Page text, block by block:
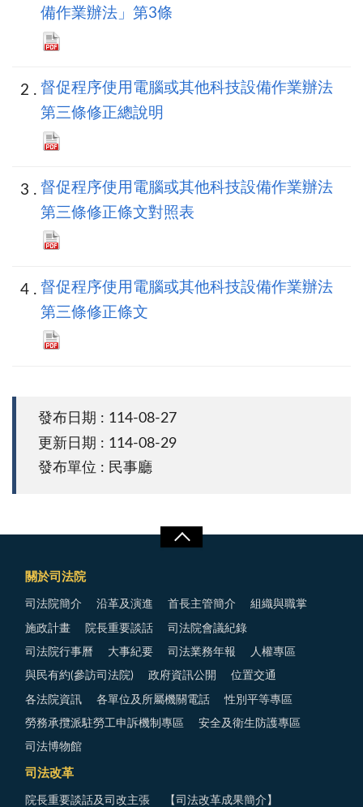
備作業辦法」第3條
督促程序使用電腦或其他科技設備作業辦法
第三條修正總說明
督促程序使用電腦或其他科技設備作業辦法
第三條修正條文對照表
督促程序使用電腦或其他科技設備作業辦法
第三條修正條文
發布日期 : 114-08-27
更新日期 : 114-08-29
發布單位 : 民事廳
關於司法院
司法院簡介 沿革及演進 首長主管簡介 組織與職掌
施政計畫 院長重要談話 司法院會議紀錄
司法院行事曆 大事紀要 司法業務年報 人權專區
與民有約(參訪司法院) 政府資訊公開 位置交通
各法院資訊 各單位及所屬機關電話 性別平等專區
勞務承攬派駐勞工申訴機制專區 安全及衛生防護專區
司法博物館
司法改革
院長重要談話及司改主張 【司法改革成果簡介】